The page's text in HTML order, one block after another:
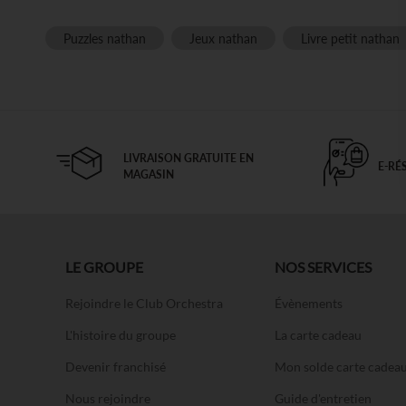
Puzzles nathan Jeux nathan Livre petit nathan
LIVRAISON GRATUITE EN
MAGASIN
E-
LE GROUPE
Rejoindre le Club Orchestra
L'histoire du groupe
Devenir franchisé
Nous rejoindre
NOS SERVICES
Évènements
La carte cadeau
Mon solde carte cadeau
Guide d'entretien